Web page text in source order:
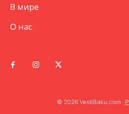
В мире
О нас
© 2026 VestiBaku.com ·